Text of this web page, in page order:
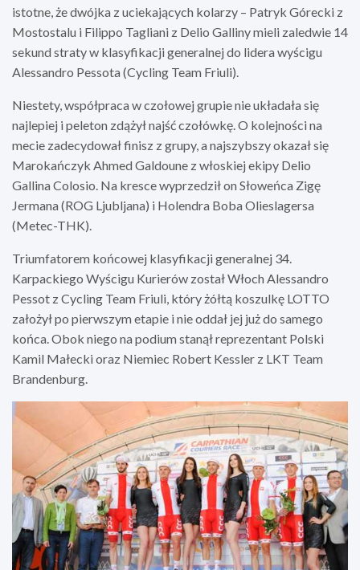
istotne, że dwójka z uciekających kolarzy – Patryk Górecki z
Mostostalu i Filippo Tagliani z Delio Galliny mieli zaledwie 14
sekund straty w klasyfikacji generalnej do lidera wyścigu
Alessandro Pessota (Cycling Team Friuli).
Niestety, współpraca w czołowej grupie nie układała się
najlepiej i peleton zdążył najść czołówkę. O kolejności na
mecie zadecydował finisz z grupy, a najszybszy okazał się
Marokańczyk Ahmed Galdoune z włoskiej ekipy Delio
Gallina Colosio. Na kresce wyprzedził on Słoweńca Zigę
Jermana (ROG Ljubljana) i Holendra Boba Olieslagersa
(Metec-THK).
Triumfatorem końcowej klasyfikacji generalnej 34.
Karpackiego Wyścigu Kurierów został Włoch Alessandro
Pessot z Cycling Team Friuli, który żółtą koszulkę LOTTO
założył po pierwszym etapie i nie oddał jej już do samego
końca. Obok niego na podium stanął reprezentant Polski
Kamil Małecki oraz Niemiec Robert Kessler z LKT Team
Brandenburg.